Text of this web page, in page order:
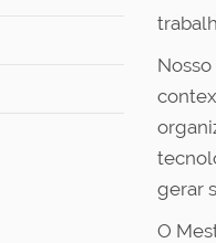
gerar
O